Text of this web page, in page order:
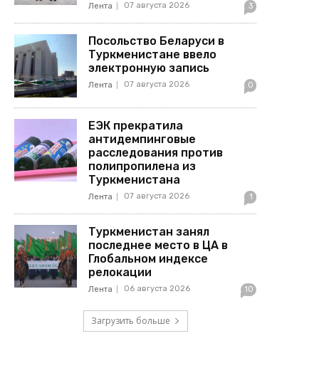
Лента 07 августа 2026 3
Посольство Беларуси в
Туркменистане ввело
электронную запись
Лента 07 августа 2026 0
ЕЭК прекратила
антидемпинговые
расследования против
полипропилена из
Туркменистана
Лента 07 августа 2026 1
Туркменистан занял
последнее место в ЦА в
Глобальном индексе
релокации
Лента 06 августа 2026 10
Загрузить больше